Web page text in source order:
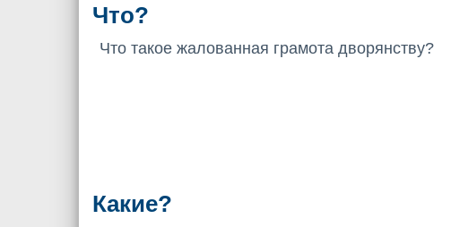
Что?
Что такое жалованная грамота дворянству?
Какие?